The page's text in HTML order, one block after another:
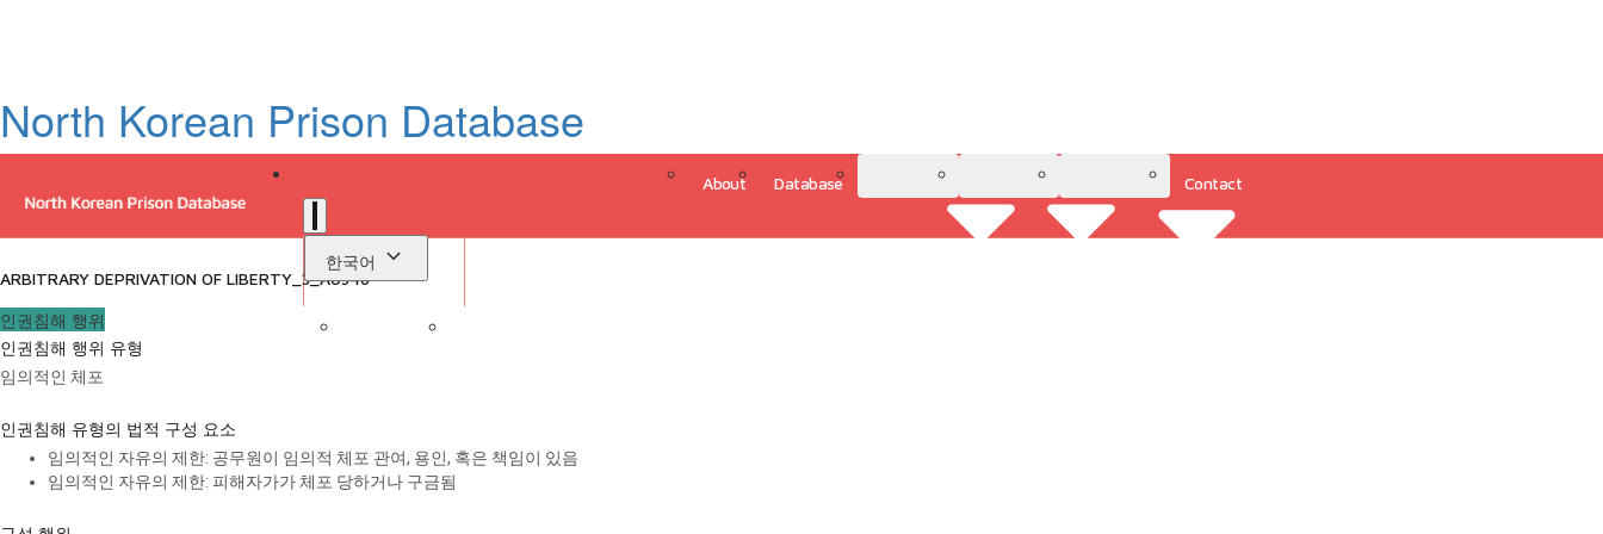
North Korean Prison Database
About Database Contact
한국어
ARBITRARY DEPRIVATION OF LIBERTY_3_A0346
인권침해 행위
인권침해 행위 유형
임의적인 체포
인권침해 유형의 법적 구성 요소
임의적인 자유의 제한: 공무원이 임의적 체포 관여, 용인, 혹은 책임이 있음
임의적인 자유의 제한: 피해자가가 체포 당하거나 구금됨